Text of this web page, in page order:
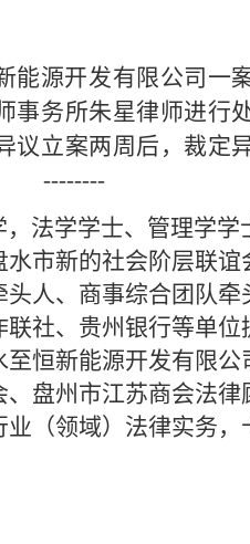
能源开发有限公司 一
事务所朱星律师进行
议立案两周后，裁定
--------
法学学士、管理学学
市新的社会阶层联
头人、 商事综合团队牵
社、贵州银行等单
恒新能源开发有限
盘州市江苏商会法律
（领域）法律实务，